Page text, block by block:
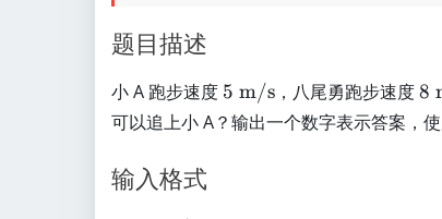
题目描述
小 A 跑步速度 5
\
te
5 m/s ，八尾勇跑步速度8
\
te
8
可以追上小 A？输出一个数字表示答案，
输入格式